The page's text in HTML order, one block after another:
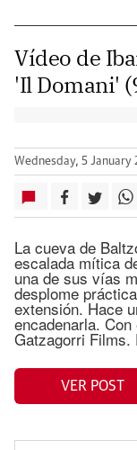
Vídeo de
'Il Domani'
Wednesday, 5 January
La cueva de
escalada mítica
una de sus vías
desplome
extensión. Hace
encadenarla.
Gatzagorri
VER POST